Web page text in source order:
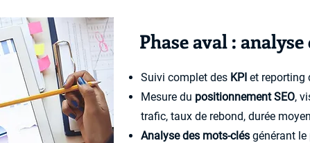
Phase aval :
Suivi complet des KPI et reporting
Mesure du positionnement SEO,
trafic, taux de rebond, durée
Analyse des mots-clés générant